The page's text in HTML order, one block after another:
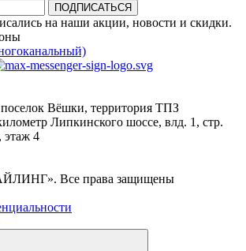
ПОДПИСАТЬСЯ
на наши акции, новости и скидки.
Вёшки, территория ТПЗ
Липкинского шоссе, влд. 1, стр.
этаж 4
Все права защищены